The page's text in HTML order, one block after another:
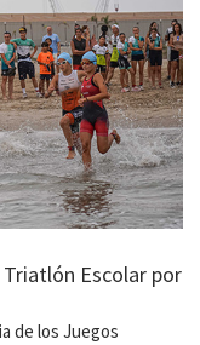
Escolar por
de los Juegos